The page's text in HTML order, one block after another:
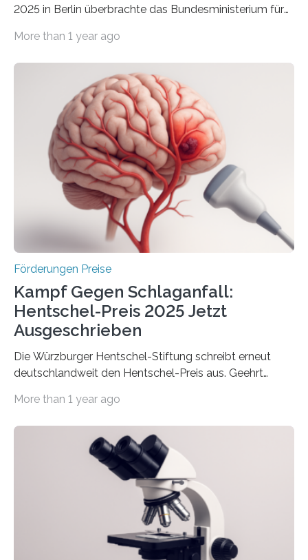
2025 in Berlin überbrachte das Bundesministerium für
Überplanmäßige Verpflichtungsermächtigungen in
Woche vom Haushaltsausschuss freigegeben – unter
anderem zur Unterstützung der
Industrieforschungsprogramme Industrielle
Gemeinschaftsforschung (IGF), Zentrales
Innovationsprogramm Mittelstand (ZIM) und
Innovationskompetenz INNO-KOM. Auf dem
Innovationstag Mittelstand 2025 am 5. Juni 2025 in
Berlin überbrachte das Bundesministerium für
Wirtschaft und Energie eine gute Nachricht:
Überplanmäßige Verpflichtungsermächtigungen in
More than 1 year ago
Förderungen Preise
Kampf Gegen Schlaganfall:
Hentschel-Preis 2025 Jetzt
Ausgeschrieben
Die Würzburger Hentschel-Stiftung schreibt erneut
deutschlandweit den Hentschel-Preis aus. Geehrt
hochrangige wissenschaftliche Publikation zum Thema
Schlaganfall“ mit Sitz in Würzburg fördert die
Schlaganfallforschung, um die Behandlung der
Betroffenen zu verbessern. Dazu schreibt sie auch in
diesem Jahr wieder deutschlandweit den Hentschel-
Preis aus. Er richtet sich gezielt an jüngere
Forscherinnen und Forscher unter 40 Jahren. Geehrt
werden soll eine herausragende Doktorarbeit oder eine
hochrangige wissenschaftliche Publikation zum Thema
More than 1 year ago